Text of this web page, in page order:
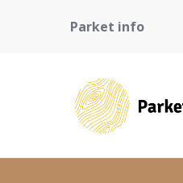
Parket info